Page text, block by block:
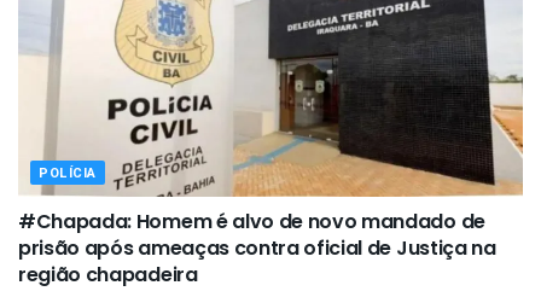
POLÍCIA
#Chapada: Homem é alvo de novo mandado de
prisão após ameaças contra oficial de Justiça na
região chapadeira